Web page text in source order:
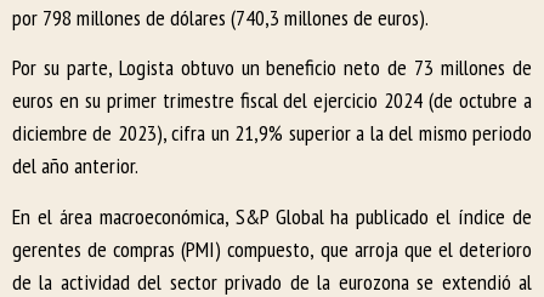
por 798 millones de dólares (740,3 millones de euros).
Por su parte, Logista obtuvo un beneficio neto de 73 millones de
euros en su primer trimestre fiscal del ejercicio 2024 (de octubre a
diciembre de 2023), cifra un 21,9% superior a la del mismo periodo
del año anterior.
En el área macroeconómica, S&P Global ha publicado el índice de
gerentes de compras (PMI) compuesto, que arroja que el deterioro
de la actividad del sector privado de la eurozona se extendió al